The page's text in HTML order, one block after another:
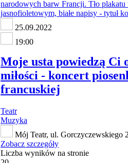
25.09.2022
19:00
Moje usta powiedzą Ci
miłości - koncert
francuskiej
Teatr
Muzyka
Mój Teatr, ul. Gorczyczewskiego
Zobacz szczegóły
Liczba wyników na stronie